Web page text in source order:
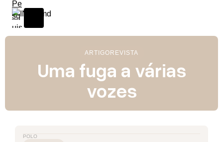
ARTIGO REVISTA
Uma fuga a várias
vozes
POLO